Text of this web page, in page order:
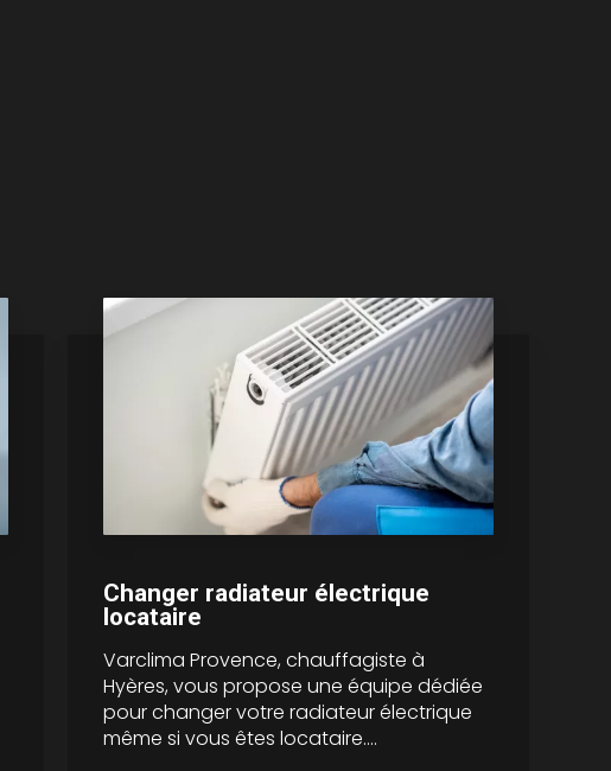
Changer radiateur électrique
locataire
Varclima Provence, chauffagiste à
Hyères, vous propose une équipe dédiée
pour changer votre radiateur électrique
même si vous êtes locataire....